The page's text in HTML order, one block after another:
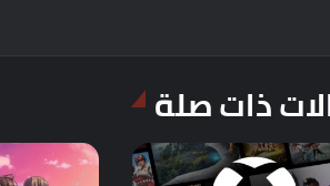
ذات صلة